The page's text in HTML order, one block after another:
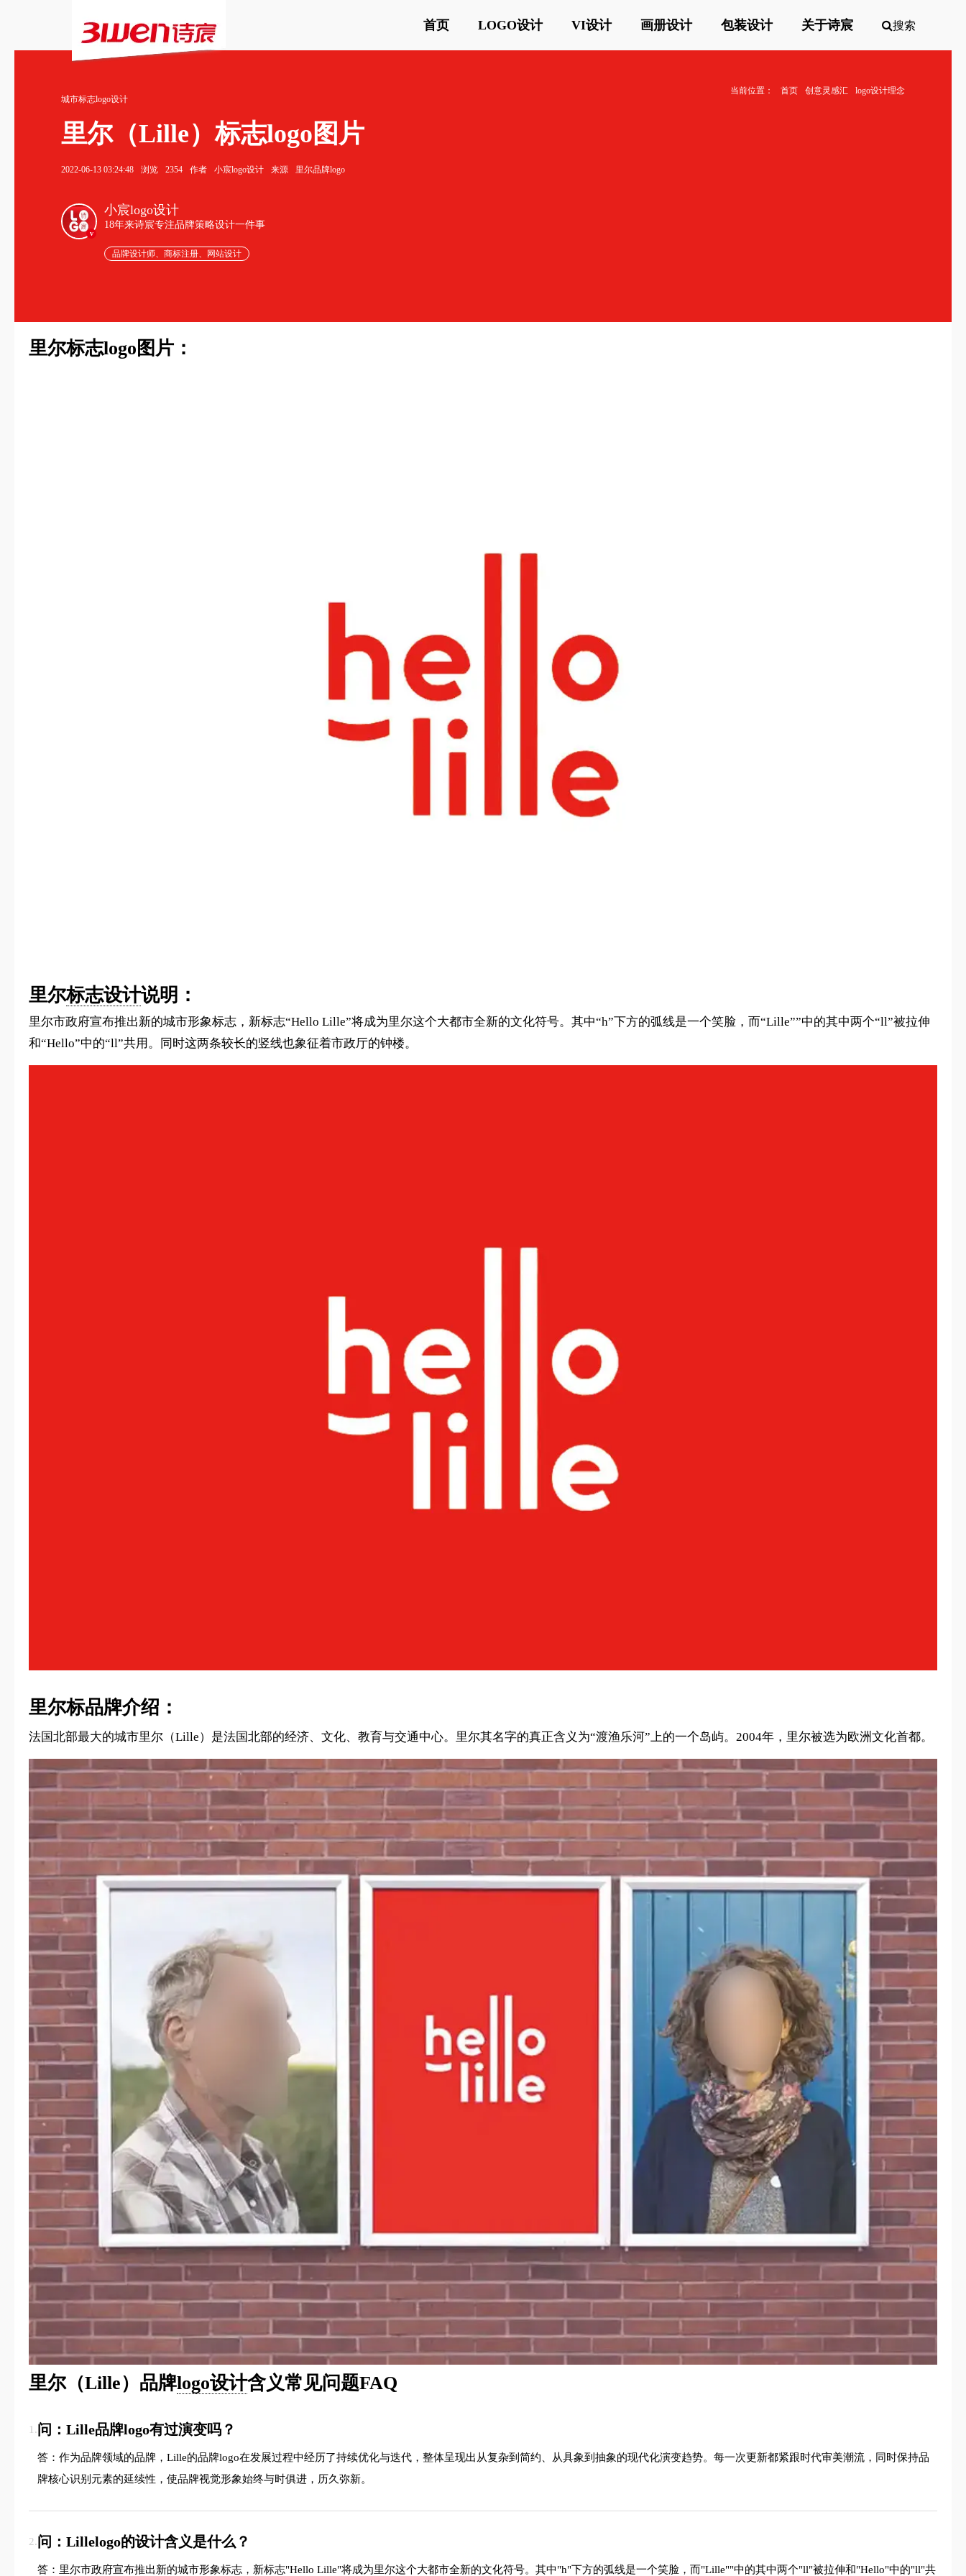
首页 LOGO设计 VI设计 画册设计 包装设计 关于诗宸 搜索
当前位置： 首页 创意灵感汇
logo设计理念
城市标志logo设计
里尔（Lille）标志logo图片
2022-06-13 03:24:48 浏览 2354 作者 小宸logo设计 来源 里尔品牌logo
v
小宸logo设计
18年来诗宸专注品牌策略设计一件事
品牌设计师、商标注册、网站设计
里尔标志logo图片：
里尔标志设计说明：
里尔市政府宣布推出新的城市形象标志，新标志“Hello Lille”将成为里尔这个大都市全新的文化符号。其中“h”下方的弧线是一个笑脸，而“Lille””中的其中两个“ll”被拉伸
和“Hello”中的“ll”共用。同时这两条较长的竖线也象征着市政厅的钟楼。
里尔标品牌介绍：
法国北部最大的城市里尔（Lille）是法国北部的经济、文化、教育与交通中心。里尔其名字的真正含义为“渡渔乐河”上的一个岛屿。2004年，里尔被选为欧洲文化首都。
里尔（Lille）品牌logo设计含义常见问题FAQ
1.问：Lille品牌logo有过演变吗？
答：作为品牌领域的品牌，Lille的品牌logo在发展过程中经历了持续优化与迭代，整体呈现出从复杂到简约、从具象到抽象的现代化演变趋势。每一次更新都紧跟时代审美潮流，同时保持品
牌核心识别元素的延续性，使品牌视觉形象始终与时俱进，历久弥新。
2.问：Lillelogo的设计含义是什么？
答：里尔市政府宣布推出新的城市形象标志，新标志"Hello Lille"将成为里尔这个大都市全新的文化符号。其中"h"下方的弧线是一个笑脸，而"Lille""中的其中两个"ll"被拉伸和"Hello"中的"ll"共